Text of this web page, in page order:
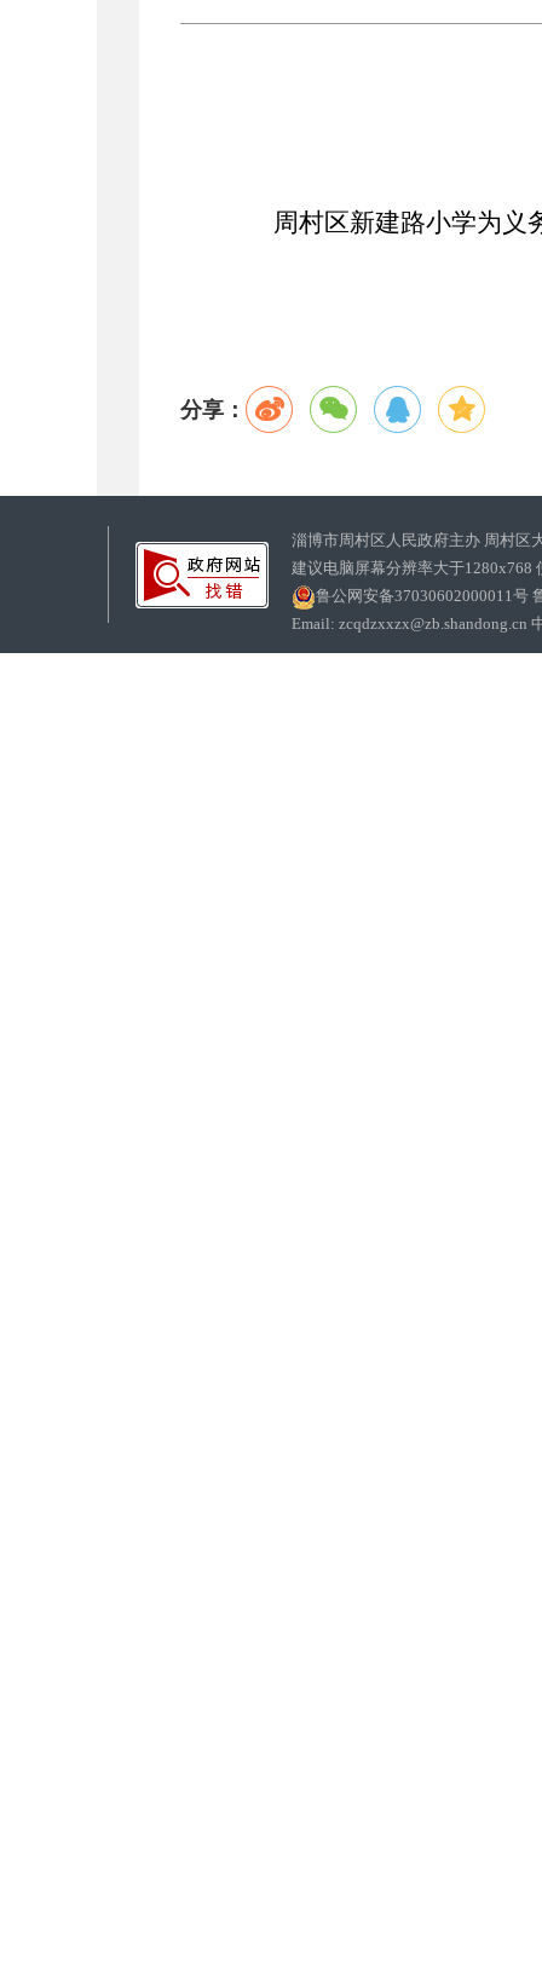
周村区新建路小学为义
分享：
淄博市周村区人民政府主办 周村区
建议电脑屏幕分辨率大于1280x768
鲁公网安备37030602000011号
Email: zcqdzxxzx@zb.shandong.cn